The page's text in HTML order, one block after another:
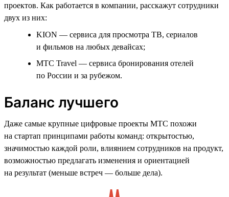
проектов. Как работается в компании, расскажут сотрудники
двух из них:
KION — сервиса для просмотра ТВ, сериалов
и фильмов на любых девайсах;
МТС Travel — сервиса бронирования отелей
по России и за рубежом.
Баланс лучшего
Даже самые крупные цифровые проекты МТС похожи
на стартап принципами работы команд: открытостью,
значимостью каждой роли, влиянием сотрудников на продукт,
возможностью предлагать изменения и ориентацией
на результат (меньше встреч — больше дела).